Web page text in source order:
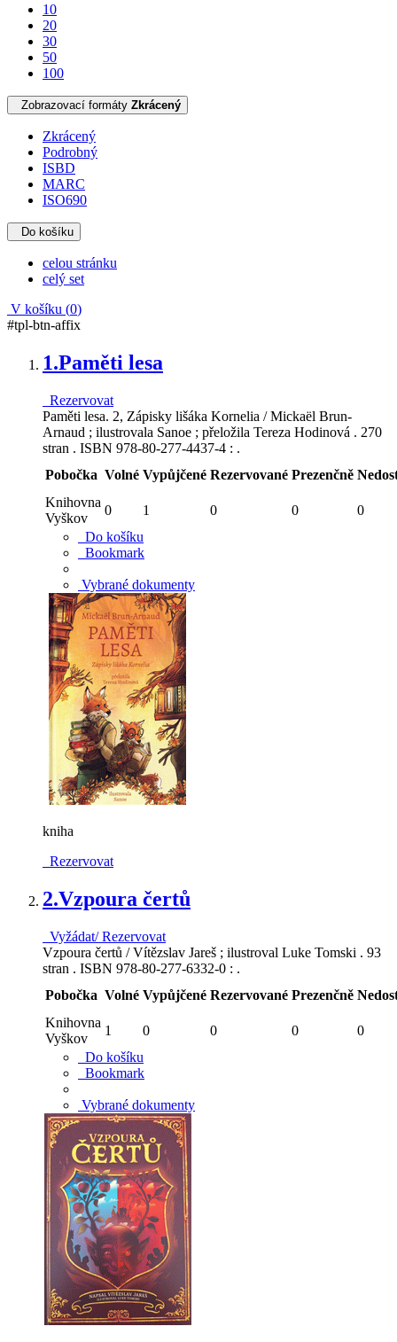
10
20
30
50
100
Zobrazovací formáty Zkrácený
Zkrácený
Podrobný
ISBD
MARC
ISO690
Do košíku
celou stránku
celý set
V košíku (0)
#tpl-btn-affix
1.Paměti lesa
Rezervovat
Paměti lesa. 2, Zápisky lišáka Kornelia / Mickaël Brun-
Arnaud ; ilustrovala Sanoe ; přeložila Tereza Hodinová . 270
stran . ISBN 978-80-277-4437-4 : .
Pobočka Volné Vypůjčené Rezervované Prezenčně
Knihovna
Vyškov
0 1 0 0
0
Do košíku
Bookmark
Vybrané dokumenty
kniha
Rezervovat
2.Vzpoura čertů
Vyžádat/ Rezervovat
Vzpoura čertů / Vítězslav Jareš ; ilustroval Luke Tomski . 93
stran . ISBN 978-80-277-6332-0 : .
Pobočka Volné Vypůjčené Rezervované Prezenčně
Knihovna
Vyškov
1 0 0 0
0
Do košíku
Bookmark
Vybrané dokumenty